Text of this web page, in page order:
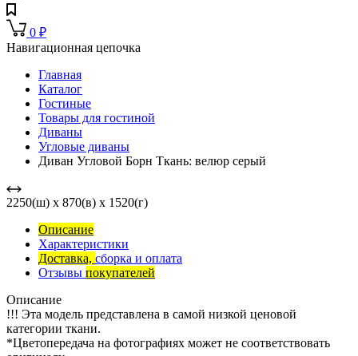
0 ₽
Навигационная цепочка
Главная
Каталог
Гостиные
Товары для гостиной
Диваны
Угловые диваны
Диван Угловой Борн Ткань: велюр серый
2250(ш) x 870(в) x 1520(г)
Описание
Характеристики
Доставка, сборка и оплата
Отзывы покупателей
Описание
!!! Эта модель представлена в самой низкой ценовой
категории ткани.
*Цветопередача на фотографиях может не соответствовать